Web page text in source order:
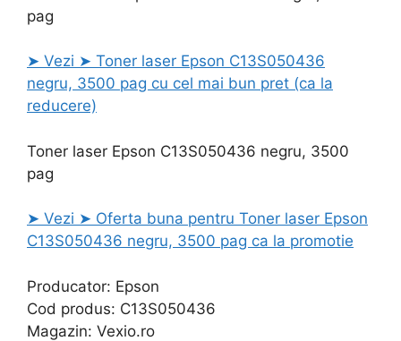
➤ Vezi ➤ Toner laser Epson C13S050436
negru, 3500 pag cu cel mai bun pret (ca la
reducere)
Toner laser Epson C13S050436 negru, 3500
pag
➤ Vezi ➤ Oferta buna pentru Toner laser Epson
C13S050436 negru, 3500 pag ca la promotie
Producator: Epson
Cod produs: C13S050436
Magazin: Vexio.ro